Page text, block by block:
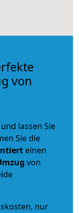
von
lassen Sie
Sie die
einen
von
nur